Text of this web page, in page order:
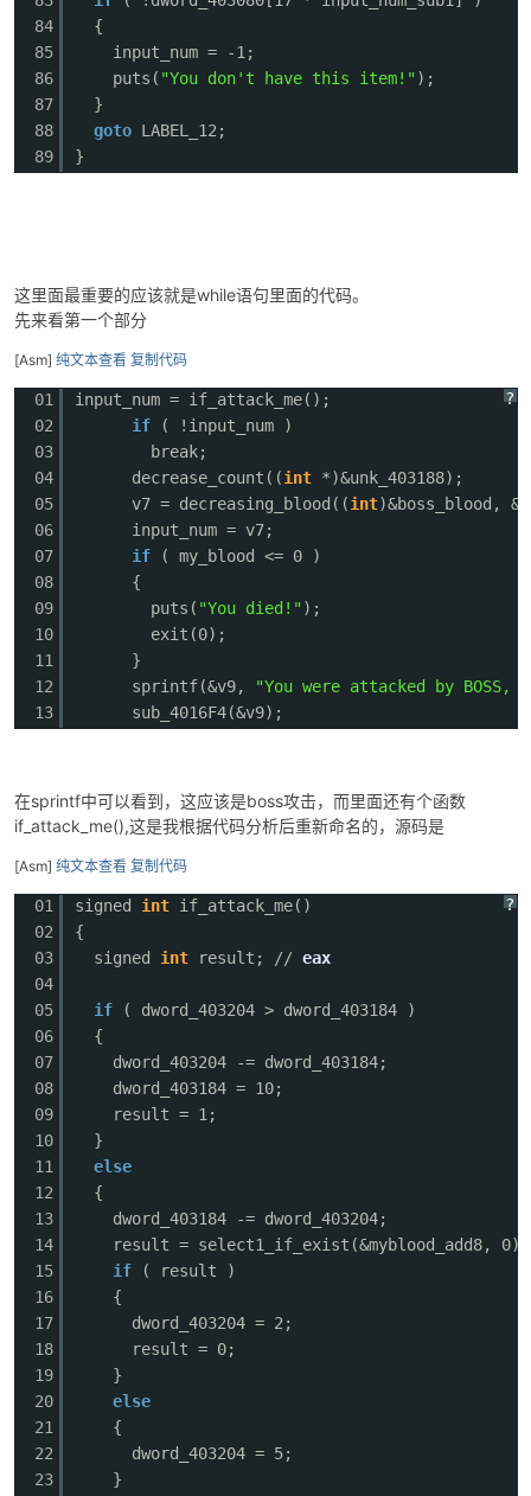
84
85
86
87
88
89
{
input_num = -1;
puts( "You don't have this item!");
}
goto LABEL_12;
}
这里面最重要的应该就是while语句里面的代码。
先来看第一个部分
[Asm] 纯文本查看 复制代码
?
01
02
03
04
05
06
07
08
09
10
11
12
13
input_num = if_attack_me();
if
( !input_num )
break;
decrease_count((int *)&unk_403188);
v7 = decreasing_blood((int)&boss_blood,
input_num = v7;
if
( my_blood <= 0 )
{
puts( "You died!");
exit(0);
}
sprintf(&v9,
"You were attacked by BOSS,
sub_4016F4(&v9);
在sprintf中可以看到，这应该是boss攻击，而里面还有个函数
if_attack_me(),这是我根据代码分析后重新命名的，源码是
[Asm] 纯文本查看 复制代码
?
01
02
03
04
05
06
07
08
09
10
11
12
13
14
15
16
17
18
19
20
21
22
23
signed int if_attack_me()
{
signed int result; // eax
if
( dword_403204 > dword_403184 ) //
{
dword_403204 -= dword_403184;
dword_403184 = 10;
result = 1;
}
else
{
dword_403184 -= dword_403204;
result = select1_if_exist(&myblood_add8, 0);
if
( result )
{
dword_403204 = 2;
result = 0;
}
else
{
dword_403204 = 5;
}